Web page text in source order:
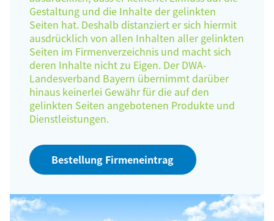
Gestaltung und die Inhalte der gelinkten
Seiten hat. Deshalb distanziert er sich hiermit
ausdrücklich von allen Inhalten aller gelinkten
Seiten im Firmenverzeichnis und macht sich
deren Inhalte nicht zu Eigen. Der DWA-
Landesverband Bayern übernimmt darüber
hinaus keinerlei Gewähr für die auf den
gelinkten Seiten angebotenen Produkte und
Dienstleistungen.
Bestellung Firmeneintrag